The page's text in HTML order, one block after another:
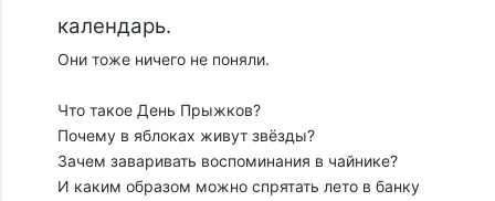
календарь.
Они тоже ничего не поняли.
Что такое День Прыжков?
Почему в яблоках живут звёзды?
Зачем заваривать воспоминания в чайнике?
И каким образом можно спрятать лето в банку